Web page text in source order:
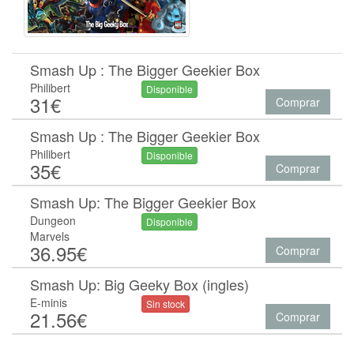
Smash Up : The Bigger Geekier Box
Philibert
31€
Disponible
Comprar
Smash Up : The Bigger Geekier Box
Philibert
35€
Disponible
Comprar
Smash Up: The Bigger Geekier Box
Dungeon
Marvels
36.95€
Disponible
Comprar
Smash Up: Big Geeky Box (ingles)
E-minis
21.56€
Sin stock
Comprar